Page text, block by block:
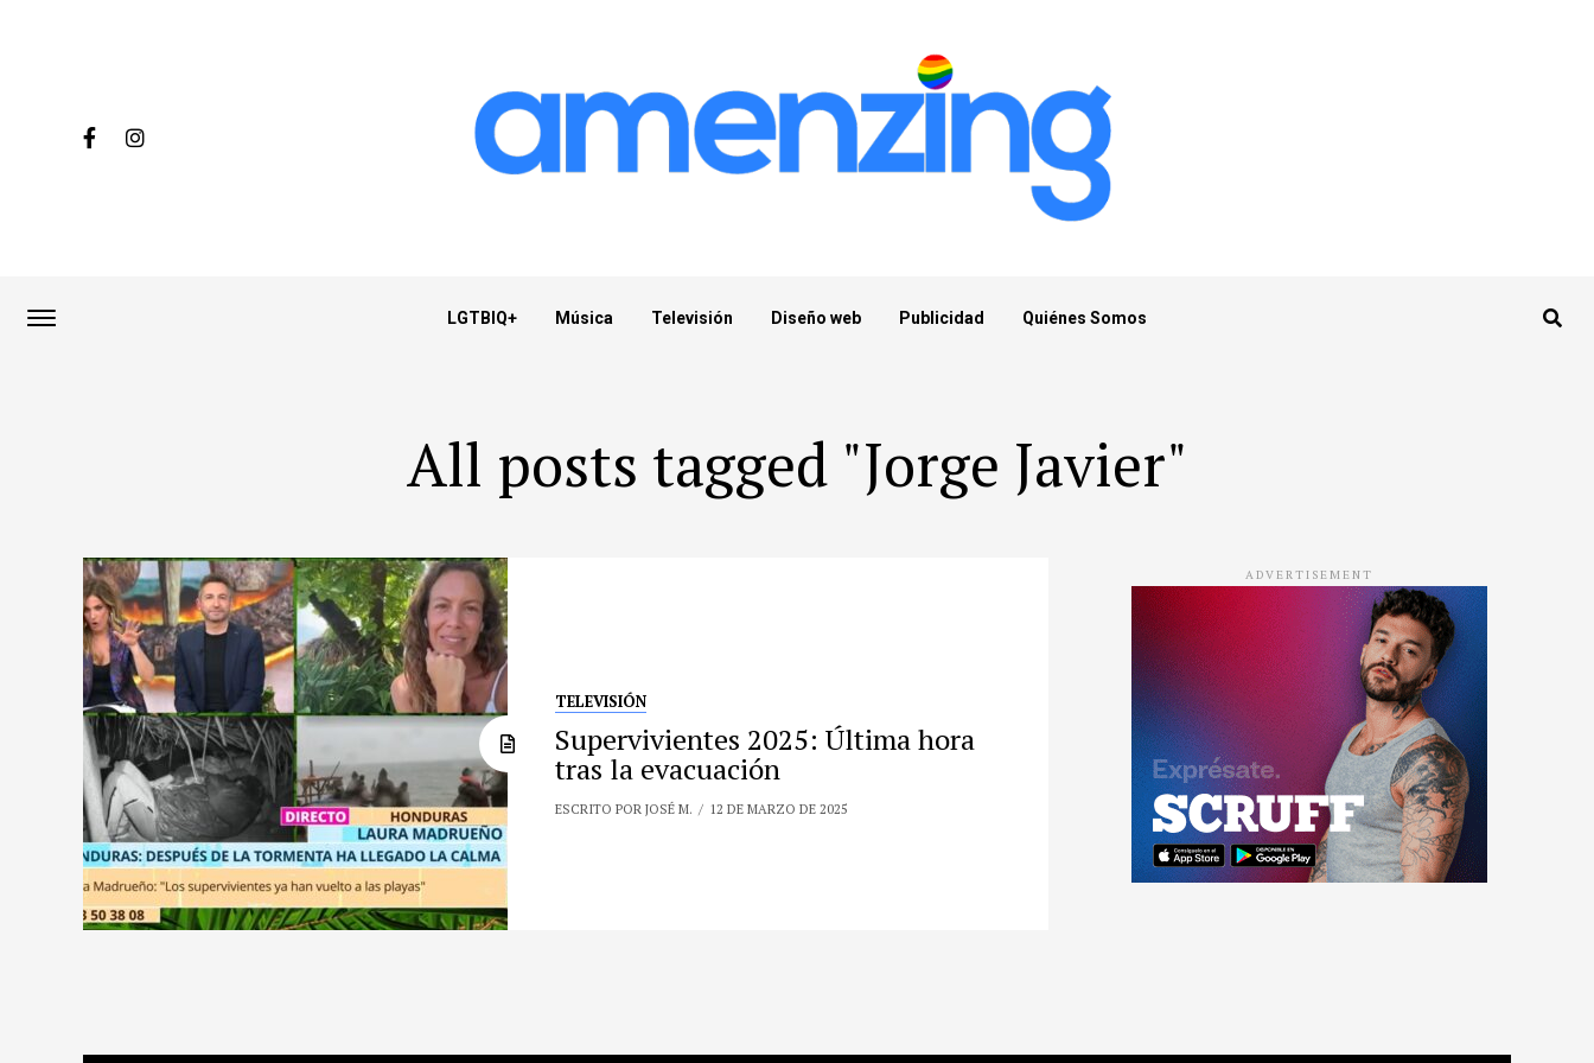
LGTBIQ+ Música Televisión Diseño web Publicidad Quiénes Somos
All posts tagged "Jorge Javier"
TELEVISIÓN
Supervivientes 2025: Última hora
tras la evacuación
ESCRITO POR JOSÉ M. 12 DE MARZO DE 2025
ADVERTISEMENT